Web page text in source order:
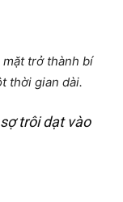
trở thành bí
thời gian dài.
trôi dạt vào